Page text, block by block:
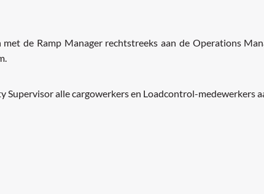
de Ramp Manager rechtstreeks aan de Operations
alle cargowerkers en Loadcontrol-medewerkers